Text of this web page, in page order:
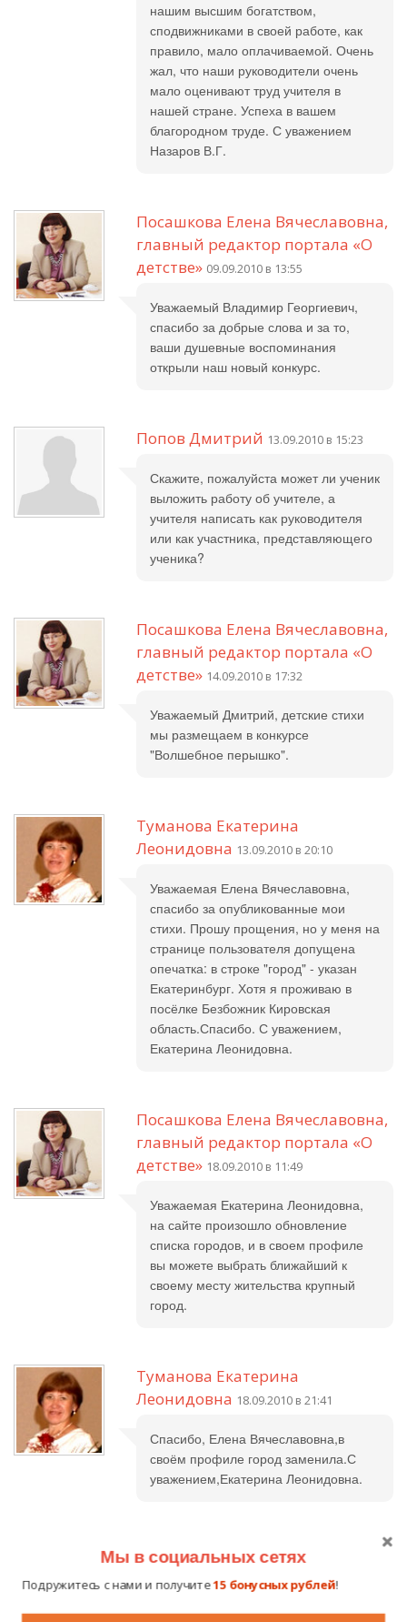
нашим высшим богатством,
сподвижниками в своей работе, как
правило, мало оплачиваемой. Очень
жал, что наши руководители очень
мало оценивают труд учителя в
нашей стране. Успеха в вашем
благородном труде. С уважением
Назаров В.Г.
Посашкова Елена Вячеславовна,
главный редактор портала «О
детстве» 09.09.2010 в 13:55
Уважаемый Владимир Георгиевич,
спасибо за добрые слова и за то,
ваши душевные воспоминания
открыли наш новый конкурс.
Попов Дмитрий 13.09.2010 в 15:23
Скажите, пожалуйста может ли ученик
выложить работу об учителе, а
учителя написать как руководителя
или как участника, представляющего
ученика?
Посашкова Елена Вячеславовна,
главный редактор портала «О
детстве» 14.09.2010 в 17:32
Уважаемый Дмитрий, детские стихи
мы размещаем в конкурсе
"Волшебное перышко".
Туманова Екатерина
Леонидовна 13.09.2010 в 20:10
Уважаемая Елена Вячеславовна,
спасибо за опубликованные мои
стихи. Прошу прощения, но у меня на
странице пользователя допущена
опечатка: в строке "город" - указан
Екатеринбург. Хотя я проживаю в
посёлке Безбожник Кировская
область.Спасибо. С уважением,
Екатерина Леонидовна.
Посашкова Елена Вячеславовна,
главный редактор портала «О
детстве» 18.09.2010 в 11:49
Уважаемая Екатерина Леонидовна,
на сайте произошло обновление
списка городов, и в своем профиле
вы можете выбрать ближайший к
своему месту жительства крупный
город.
Туманова Екатерина
Леонидовна 18.09.2010 в 21:41
Спасибо, Елена Вячеславовна,в
своём профиле город заменила.С
уважением,Екатерина Леонидовна.
Светлана Алексеевна 26.09.2010 в
Добрый день, Елена Вячеславовна
Мы в социальных сетях
Подружитесь с нами и получите15 бонусных рублей!